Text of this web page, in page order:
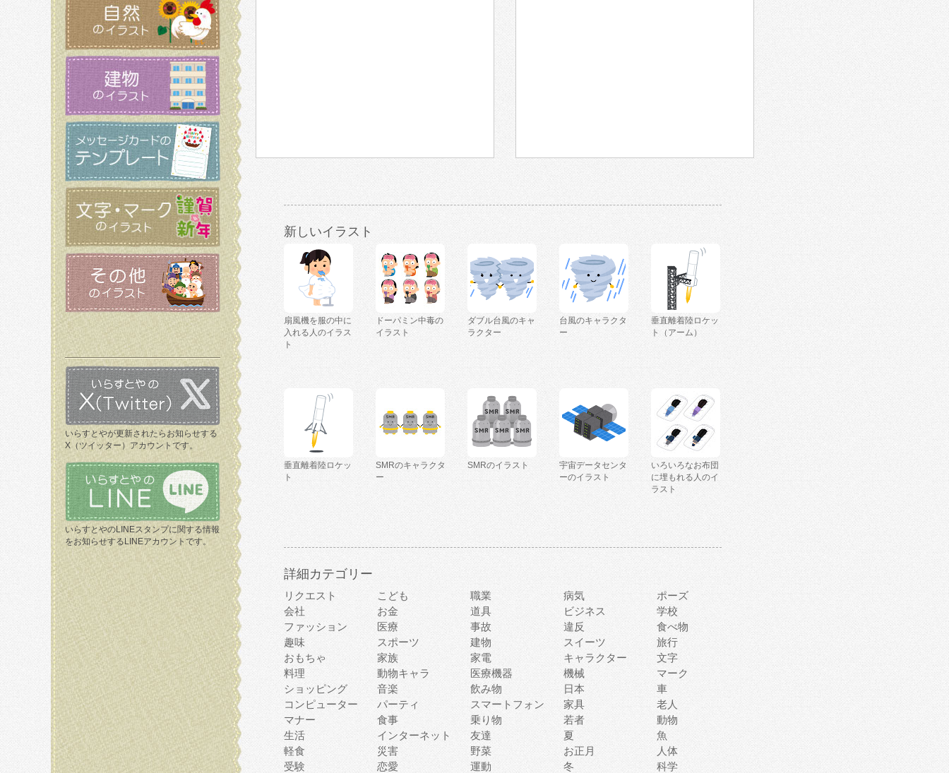
いらすとやが更新されたらお知らせする
X（ツイッター）アカウントです。
いらすとやのLINEスタンプに関する情報
をお知らせするLINEアカウントです。
新しいイラスト
扇風機を服の中に
入れる人のイラス
ト
ドーパミン中毒の
イラスト
ダブル台風のキャ
ラクター
台風のキャラクタ
ー
垂直離着陸ロケッ
ト（アーム）
垂直離着陸ロケッ
ト
SMRのキャラクタ
ー
SMRのイラスト
宇宙データセンタ
ーのイラスト
いろいろなお布団
に埋もれる人のイ
ラスト
詳細カテゴリー
リクエスト こども 職業 病気
ポーズ
会社
お金 道具 ビジネス
学校
ファッション
医療 事故 違反
食べ物
趣味
スポーツ 建物 スイーツ
旅行
おもちゃ
家族 家電 キャラクター
文字
料理
動物キャラ 医療機器 機械
マーク
ショッピング
音楽 飲み物 日本
車
コンピューター
パーティ スマートフォン 家具
老人
マナー
食事 乗り物 若者
動物
生活
インターネット 友達 夏
魚
軽食
災害 野菜 お正月
人体
受験
恋愛 運動 冬
科学